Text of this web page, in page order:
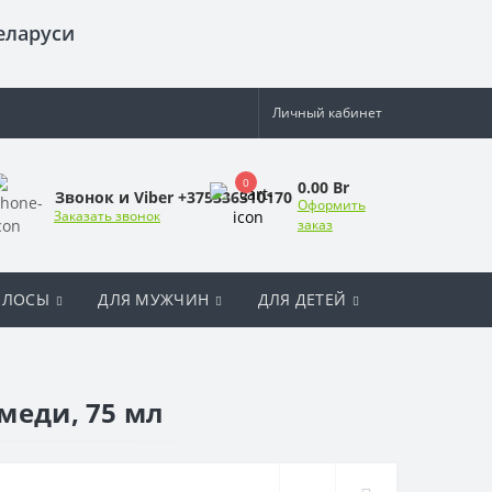
Личный кабинет
Звонок и Viber +375336310170
Заказать звонок
0 0.00 Br
Оформить
заказ
ДЛЯ МУЖЧИН ДЛЯ ДЕТЕЙ
75 мл